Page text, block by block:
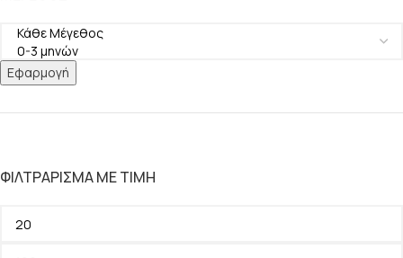
Εφαρμογή
ΦΙΛΤΡΆΡΙΣΜΑ ΜΕ ΤΙΜΉ